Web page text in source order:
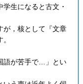
生になると古文・
が，核として『文章
語が苦手で…」とい